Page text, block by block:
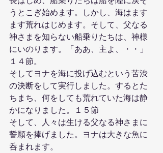
うとこぎ始めます。しかし、海はます
ます荒れはじめます。そして、父なる
神さまを知らない船乗りたちは、神様
にいのります。「ああ、主よ、・・」
１４節。
そしてヨナを海に投げ込むという苦渋
の決断をして実行しました。するとた
ちまち、何をしても荒れていた海は静
かになりました。１５節
そして、人々は生ける父なる神さまに
誓願を捧げました。ヨナは大きな魚に
呑まれます。